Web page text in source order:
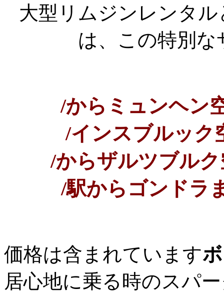
大型リムジンレンタ
は、この特別
/からミュンヘン
/インスブルック
/からザルツブル
/駅からゴンド
価格は含まれています
居心地に乗る時のスパ